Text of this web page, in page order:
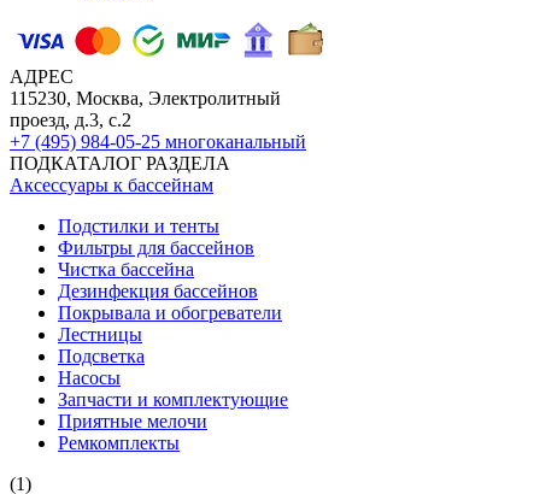
АДРЕС
115230, Москва, Электролитный
проезд, д.3, с.2
+7 (495) 984-05-25 многоканальный
ПОДКАТАЛОГ РАЗДЕЛА
Аксессуары к бассейнам
Подстилки и тенты
Фильтры для бассейнов
Чистка бассейна
Дезинфекция бассейнов
Покрывала и обогреватели
Лестницы
Подсветка
Насосы
Запчасти и комплектующие
Приятные мелочи
Ремкомплекты
(1)